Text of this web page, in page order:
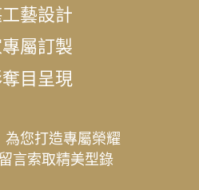
藝設計
屬訂製
目呈現
您打造專屬榮耀
言索取精美型錄